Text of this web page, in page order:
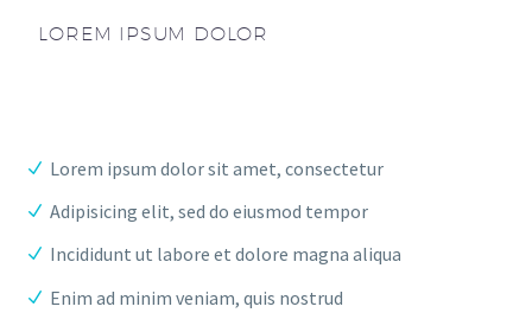
LOREM IPSUM DOLOR
Lorem ipsum dolor sit amet, consectetur
Adipisicing elit, sed do eiusmod tempor
Incididunt ut labore et dolore magna aliqua
Enim ad minim veniam, quis nostrud